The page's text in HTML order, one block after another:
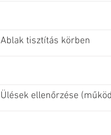
Ablak tisztítás körben
Ülések ellenőrzése